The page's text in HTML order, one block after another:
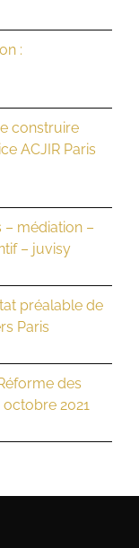
:
construire
ACJIR Paris
– médiation –
– juvisy
préalable de
Paris
des
2021